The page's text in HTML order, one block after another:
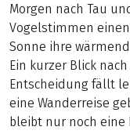
Morgen nach Tau
Vogelstimmen
Sonne ihre
Ein kurzer Blick
Entscheidung fällt
eine Wanderreise
bleibt nur noch eine